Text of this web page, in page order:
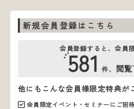
新規会員登録はこちら
会員登録すると、会員
581 件、 閲覧
他にもこんな会員様限定特典が
会員限定イベント・セミナーにご招待